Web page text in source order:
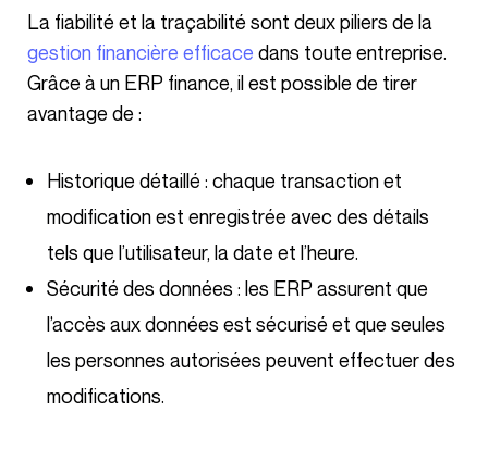
La fiabilité et la traçabilité sont deux piliers de la
gestion financière efficace dans toute entreprise.
Grâce à un ERP finance, il est possible de tirer
avantage de :
Historique détaillé : chaque transaction et
modification est enregistrée avec des détails
tels que l’utilisateur, la date et l’heure.
Sécurité des données : les ERP assurent que
l’accès aux données est sécurisé et que seules
les personnes autorisées peuvent effectuer des
modifications.